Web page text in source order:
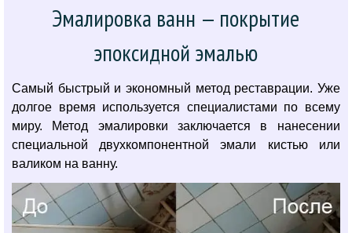
Эмалировка ванн — покрытие
эпоксидной эмалью
Самый быстрый и экономный метод реставрации. Уже
долгое время используется специалистами по всему
миру. Метод эмалировки заключается в нанесении
специальной двухкомпонентной эмали кистью или
валиком на ванну.